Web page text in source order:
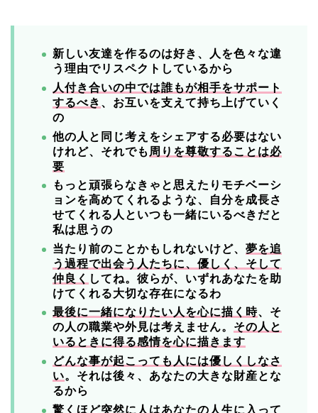
新しい友達を作るのは好き、人を色々な違
う理由でリスペクトしているから
人付き合いの中では誰もが相手をサポート
するべき 、お互いを支えて持ち上げていく
の
他の人と同じ考えをシェアする必要はない
けれど、それでも 周りを尊敬することは必
要
もっと頑張らなきゃと思えたりモチベーシ
ョンを高めてくれるような、自分を成長さ
せてくれる人といつも一緒にいるべきだと
私は思うの
当たり前のことかもしれないけど、 夢を追
う過程で出会う人たちに、優しく、そして
仲良く してね。彼らが、いずれあなたを助
けてくれる大切な存在になるわ
最後に一緒になりたい人を心に描く時、そ
の人の職業や外見は考えません。 その人と
いるときに得る感情を心に描きます
どんな事が起こっても人には優しくしなさ
い。それは後々、あなたの大きな財産とな
るから
驚くほど突然に人はあなたの人生に入って